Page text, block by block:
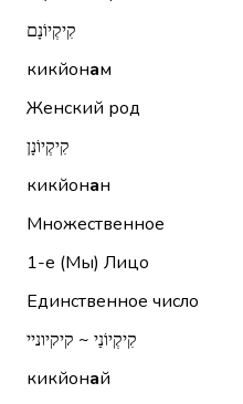
קִיקְיוֹנָם
кикйонам
Женский род
קִיקְיוֹנָן
кикйонан
Множественное
1-е (Мы) Лицо
Единственное число
קִיקְיוֹנַי ~ קיקיוניי
кикйонай